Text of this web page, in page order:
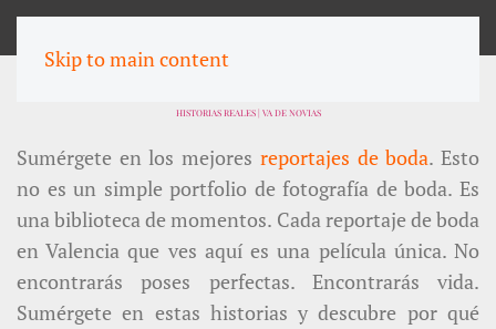
Skip to main content
HISTORIAS REALES | VA DE NOVIAS
Sumérgete en los mejores reportajes de boda. Esto
no es un simple portfolio de fotografía de boda. Es
una biblioteca de momentos. Cada reportaje de boda
en Valencia que ves aquí es una película única. No
encontrarás poses perfectas. Encontrarás vida.
Sumérgete en estas historias y descubre por qué